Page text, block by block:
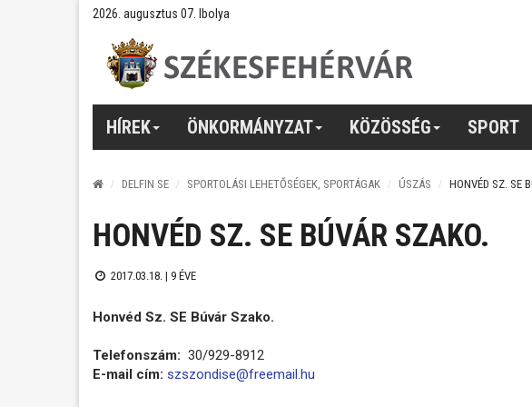
2026. augusztus 07. Ibolya
HÍREK ÖNKORMÁNYZAT KÖZÖSSÉG SPORT
DELFIN SE SPORTOLÁSI LEHETŐSÉGEK, SPORTÁGAK ÚSZÁS HONVÉD SZ. SE
HONVÉD SZ. SE BÚVÁR SZAKO.
2017.03.18. | 9 ÉVE
Honvéd Sz. SE Búvár Szako.
Telefonszám: 30/929-8912
E-mail cím: szszondise@freemail.hu